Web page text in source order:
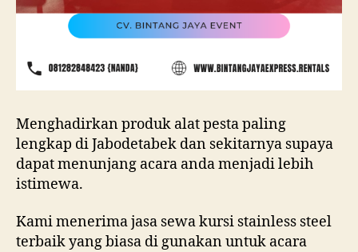
Menghadirkan produk alat pesta paling
lengkap di Jabodetabek dan sekitarnya supaya
dapat menunjang acara anda menjadi lebih
istimewa.
Kami menerima jasa sewa kursi stainless steel
terbaik yang biasa di gunakan untuk acara